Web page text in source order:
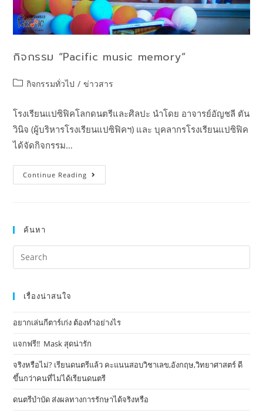
กิจกรรม “Pacific music memory”
กิจกรรมทั่วไป / ข่าวสาร
โรงเรียนแปซิฟิคโลกดนตรีและศิลปะ นำโดย อาจารย์อัญชลี ตัน
วินิจ (ผู้บริหารโรงเรียนแปซิฟิคฯ) และ บุคลากรโรงเรียนแปซิฟิค
ได้จัดกิจกรรม…
Continue Reading
ค้นหา
เรื่องน่าสนใจ
อยากเล่นกีตาร์เก่ง ต้องทำอย่างไร
แจกฟรี!! Mask​ สุดน่ารัก
จริงหรือไม่? เรียนดนตรีแล้ว คะแนนสอบวิชาเลข,อังกฤษ,วิทยาศาสตร์ ดี
ขึ้นกว่าคนที่ไม่ได้เรียนดนตรี
ดนตรีบำบัด ส่งผลทางการรักษาได้จริงหรือ